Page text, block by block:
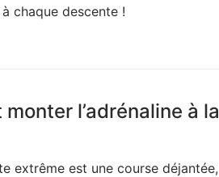
chaque descente !
l’adrénaline à la
extrême est une course déjantée,